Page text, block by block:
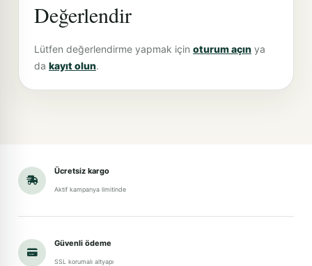
Değerlendir
Lütfen değerlendirme yapmak için oturum açın ya
da kayıt olun.
Ücretsiz kargo
Aktif kampanya limitinde
Güvenli ödeme
SSL korumalı altyapı